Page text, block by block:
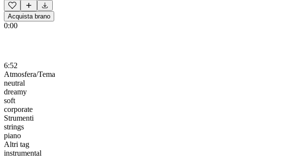
Acquista brano
0:00
6:52
Atmosfera/Tema
neutral
dreamy
soft
corporate
Strumenti
strings
piano
Altri tag
instrumental